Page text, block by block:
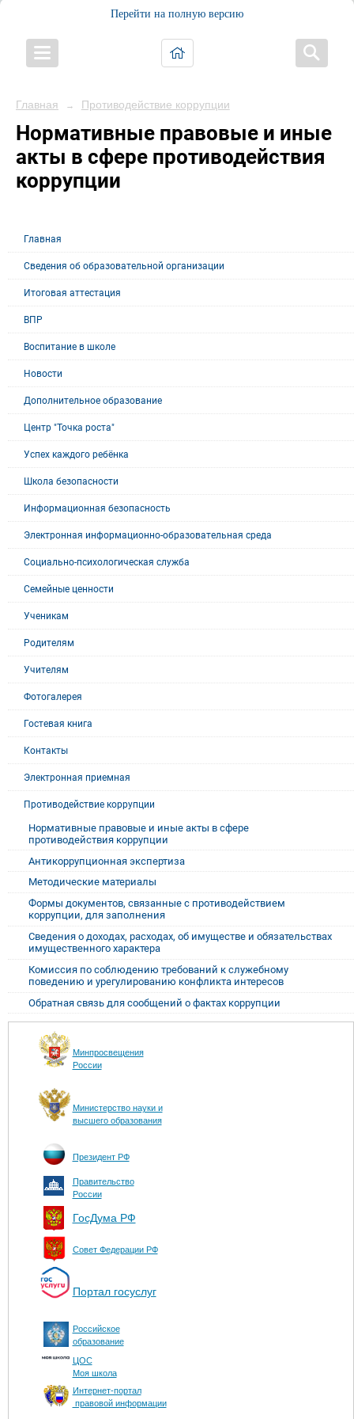
Перейти на полную версию
Главная → Противодействие коррупции
Нормативные правовые и иные
акты в сфере противодействия
коррупции
Главная
Сведения об образовательной организации
Итоговая аттестация
ВПР
Воспитание в школе
Новости
Дополнительное образование
Центр "Точка роста"
Успех каждого ребёнка
Школа безопасности
Информационная безопасность
Электронная информационно-образовательная среда
Социально-психологическая служба
Семейные ценности
Ученикам
Родителям
Учителям
Фотогалерея
Гостевая книга
Контакты
Электронная приемная
Противодействие коррупции
Нормативные правовые и иные акты в сфере
противодействия коррупции
Антикоррупционная экспертиза
Методические материалы
Формы документов, связанные с противодействием
коррупции, для заполнения
Сведения о доходах, расходах, об имуществе и обязательствах
имущественного характера
Комиссия по соблюдению требований к служебному
поведению и урегулированию конфликта интересов
Обратная связь для сообщений о фактах коррупции
Минпросвещения
России
Министерство науки и
высшего образования
Президент РФ
Правительство
России
ГосДума РФ
Совет Федерации РФ
Портал госуслуг
Российское
образование
ЦОС
Моя школа
Интернет-портал
правовой информации